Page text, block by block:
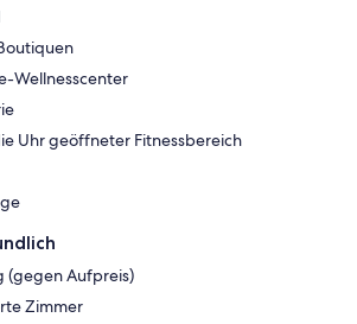
Wellnesscenter
Uhr geöffneter Fitnessbereich
(gegen Aufpreis)
Zimmer